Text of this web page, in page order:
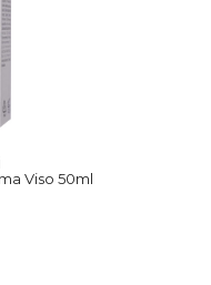
Viso 50ml